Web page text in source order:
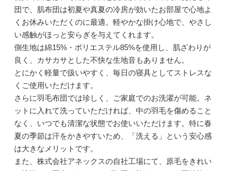
団で、肌布団は初夏や真夏の冷房が効いたお部屋で心地よ
くお休みいただくのに最適。軽やかな掛け心地で、やさし
い感触がほっと安らぎを与えてくれます。
側生地は綿15%・ポリエステル85%を使用し、肌ざわりが
良く、カサカサとした不快な生地音もありません。
とにかく軽量で扱いやすく、毎日の寝具としてストレスな
くご使用いただけます。
さらに羽毛布団では珍しく、ご家庭でのお洗濯が可能。ネ
ットに入れて洗っていただければ、中の羽毛を傷めること
なく、いつでも清潔な状態でお使いいただけます。特に春
夏の季節は汗をかきやすいため、「洗える」という安心感
は大きなメリットです。
また、株式会社アネックスの自社工場にて、原毛をきれい